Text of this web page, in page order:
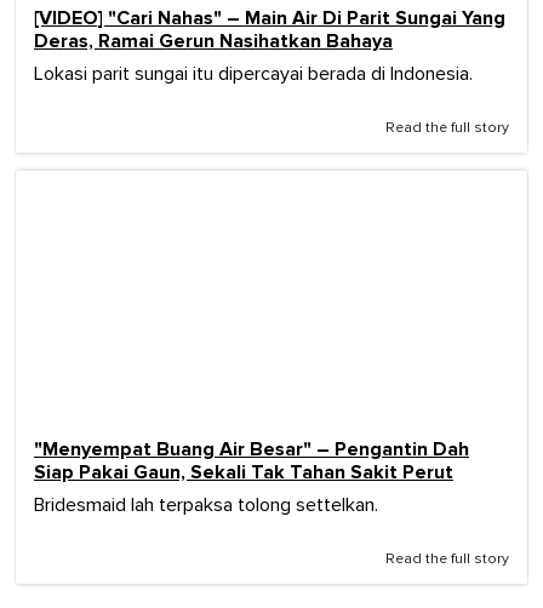
[VIDEO] "Cari Nahas" – Main Air Di Parit Sungai Yang
Deras, Ramai Gerun Nasihatkan Bahaya
Lokasi parit sungai itu dipercayai berada di Indonesia.
Read the full story
"Menyempat Buang Air Besar" – Pengantin Dah
Siap Pakai Gaun, Sekali Tak Tahan Sakit Perut
Bridesmaid lah terpaksa tolong settelkan.
Read the full story